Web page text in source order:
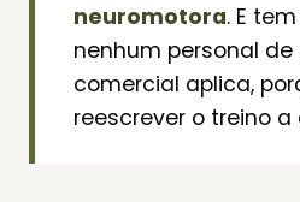
neuromotora. E
nenhum personal
comercial aplica,
reescrever o treino